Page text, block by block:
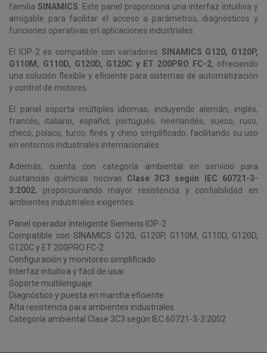
familia SINAMICS . Este panel proporciona una interfaz intuitiva y
amigable para facilitar el acceso a parámetros, diagnósticos y
funciones operativas en aplicaciones industriales.
El IOP-2 es compatible con variadores SINAMICS G120, G120P,
G110M, G110D, G120D, G120C y ET 200PRO FC-2, ofreciendo
una solución flexible y eficiente para sistemas de automatización
y control de motores.
El panel soporta múltiples idiomas, incluyendo alemán, inglés,
francés, italiano, español, portugués, neerlandés, sueco, ruso,
checo, polaco, turco, finés y chino simplificado, facilitando su uso
en entornos industriales internacionales.
Además, cuenta con categoría ambiental en servicio para
sustancias químicas nocivas Clase 3C3 según IEC 60721-3-
3:2002, proporcionando mayor resistencia y confiabilidad en
ambientes industriales exigentes.
Panel operador inteligente Siemens IOP-2
Compatible con SINAMICS G120, G120P, G110M, G110D, G120D,
G120C y ET 200PRO FC-2
Configuración y monitoreo simplificado
Interfaz intuitiva y fácil de usar
Soporte multilenguaje
Diagnóstico y puesta en marcha eficiente
Alta resistencia para ambientes industriales
Categoría ambiental Clase 3C3 según IEC 60721-3-3:2002